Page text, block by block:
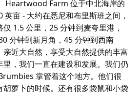
Heartwood Farm 位于中北海岸的
英亩 - 大约在悉尼和布里斯班之间，
1.5 公里，25 分钟到麦夸里港，
分钟到新月角，45 分钟到西南
近大自然，享受大自然提供的丰富
里，我们一直在建设和发展。我们仍
掌管着这个地方。他们很
萝卜的时候。还有很多袋鼠和小袋